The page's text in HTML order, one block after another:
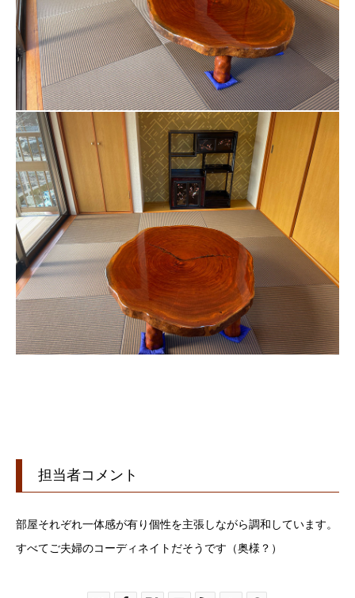
担当者コメント
部屋それぞれ一体感が有り個性を主張しながら調和しています。
すべてご夫婦のコーディネイトだそうです（奥様？）